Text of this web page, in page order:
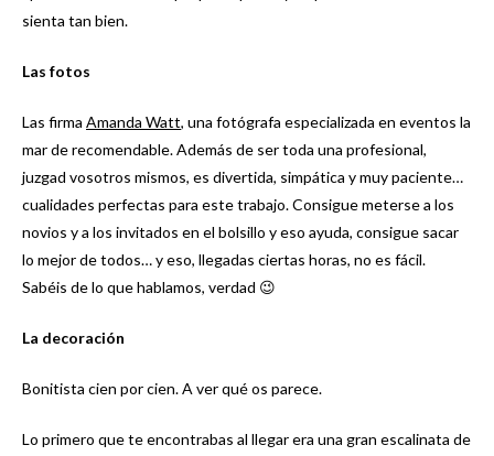
sienta tan bien.
Las fotos
Las firma Amanda Watt, una fotógrafa especializada en eventos la
mar de recomendable. Además de ser toda una profesional,
juzgad vosotros mismos, es divertida, simpática y muy paciente…
cualidades perfectas para este trabajo. Consigue meterse a los
novios y a los invitados en el bolsillo y eso ayuda, consigue sacar
lo mejor de todos… y eso, llegadas ciertas horas, no es fácil.
Sabéis de lo que hablamos, verdad 😉
La decoración
Bonitista cien por cien. A ver qué os parece.
Lo primero que te encontrabas al llegar era una gran escalinata de